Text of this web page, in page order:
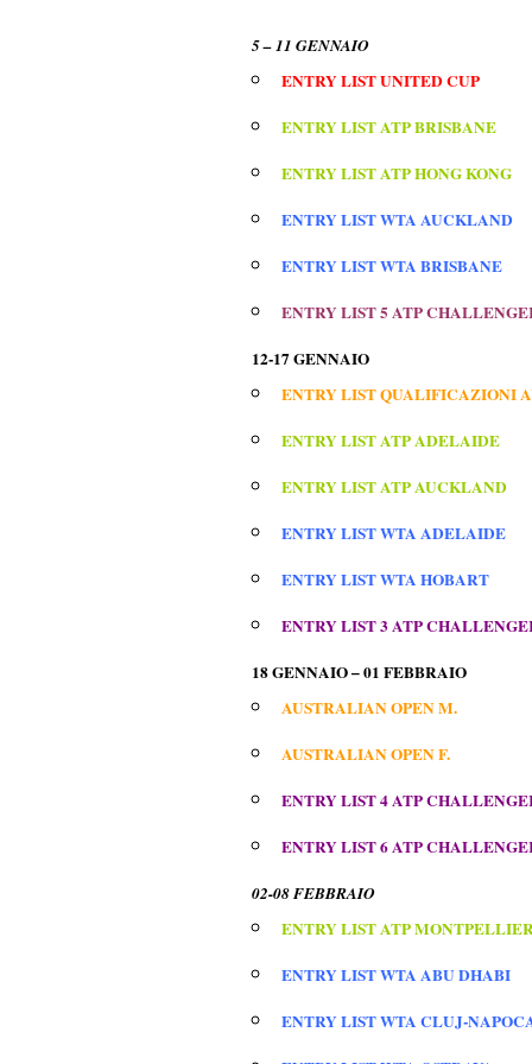
5 – 11 GENNAIO
ENTRY LIST UNITED CUP
ENTRY LIST ATP BRISBANE
ENTRY LIST ATP HONG KONG
ENTRY LIST WTA AUCKLAND
ENTRY LIST WTA BRISBANE
ENTRY LIST 5 ATP
12-17 GENNAIO
ENTRY LIST QUALIFICAZIONI
ENTRY LIST ATP ADELAIDE
ENTRY LIST ATP AUCKLAND
ENTRY LIST WTA ADELAIDE
ENTRY LIST WTA HOBART
ENTRY LIST 3 ATP
18 GENNAIO – 01 FEBBRAIO
AUSTRALIAN OPEN M.
AUSTRALIAN OPEN F.
ENTRY LIST 4 ATP
ENTRY LIST 6 ATP
02-08 FEBBRAIO
ENTRY LIST ATP
ENTRY LIST WTA ABU DHABI
ENTRY LIST WTA CLUJ-